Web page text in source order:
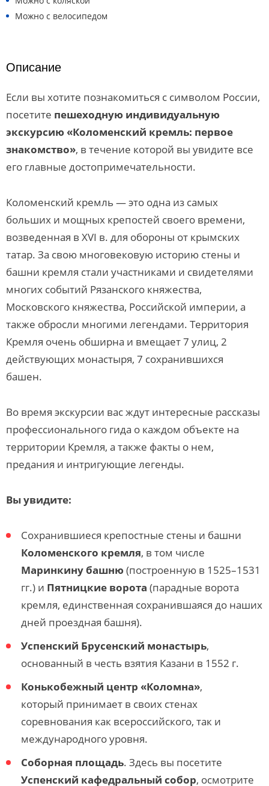
Можно с велосипедом
Описание
Если вы хотите познакомиться с символом России,
посетите пешеходную индивидуальную
экскурсию «Коломенский кремль: первое
знакомство», в течение которой вы увидите все
его главные достопримечательности.
Коломенский кремль — это одна из самых
больших и мощных крепостей своего времени,
возведенная в XVI в. для обороны от крымских
татар. За свою многовековую историю стены и
башни кремля стали участниками и свидетелями
многих событий Рязанского княжества,
Московского княжества, Российской империи, а
также обросли многими легендами. Территория
Кремля очень обширна и вмещает 7 улиц, 2
действующих монастыря, 7 сохранившихся
башен.
Во время экскурсии вас ждут интересные рассказы
профессионального гида о каждом объекте на
территории Кремля, а также факты о нем,
предания и интригующие легенды.
Вы увидите:
Сохранившиеся крепостные стены и башни
Коломенского кремля, в том числе
Маринкину башню (построенную в 1525–1531
гг.) и Пятницкие ворота (парадные ворота
кремля, единственная сохранившаяся до наших
дней проездная башня).
Успенский Брусенский монастырь,
основанный в честь взятия Казани в 1552 г.
Конькобежный центр «Коломна»,
который принимает в своих стенах
соревнования как всероссийского, так и
международного уровня.
Соборная площадь. Здесь вы посетите
Успенский кафедральный собор, осмотрите